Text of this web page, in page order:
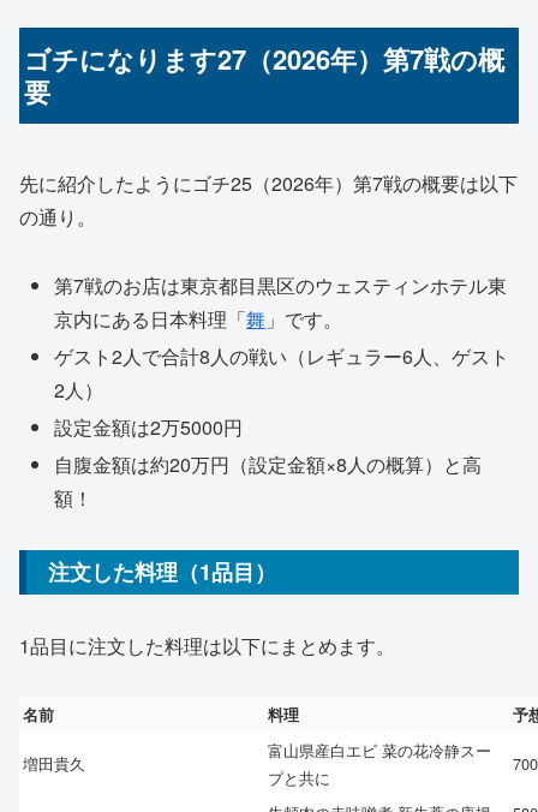
ゴチになります27（2026年）第7戦の概
要
先に紹介したようにゴチ25（2026年）第7戦の概要は以下
の通り。
第7戦のお店は東京都目黒区のウェスティンホテル東
京内にある日本料理「舞 」です。
ゲスト2人で合計8人の戦い（レギュラー6人、ゲスト
2人）
設定金額は2万5000円
自腹金額は約20万円（設定金額×8人の概算）と高
額！
注文した料理（1品目）
1品目に注文した料理は以下にまとめます。
名前 料理 予
増田貴久
富山県産白エビ 菜の花冷静スー
プと共に